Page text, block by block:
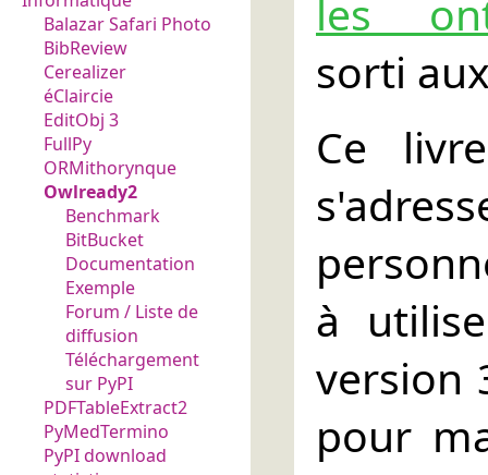
Balazar Safari Photo
BibReview
Cerealizer
éClaircie
EditObj 3
FullPy
ORMithorynque
Owlready2
Benchmark
BitBucket
Documentation
Exemple
Forum / Liste de
diffusion
Téléchargement
sur PyPI
PDFTableExtract2
PyMedTermino
PyPI download
les
sorti
Ce
à
version
pour